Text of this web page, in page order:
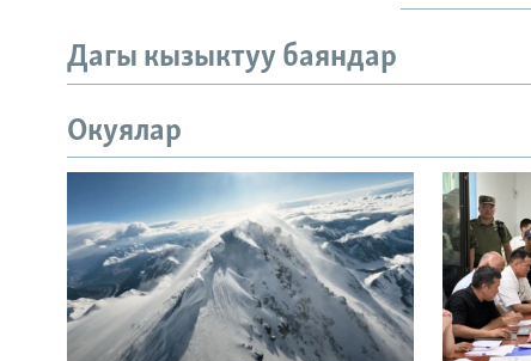
Дагы кызыктуу баяндар
Окуялар